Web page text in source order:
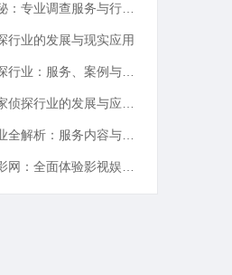
行业的发展与现实应用